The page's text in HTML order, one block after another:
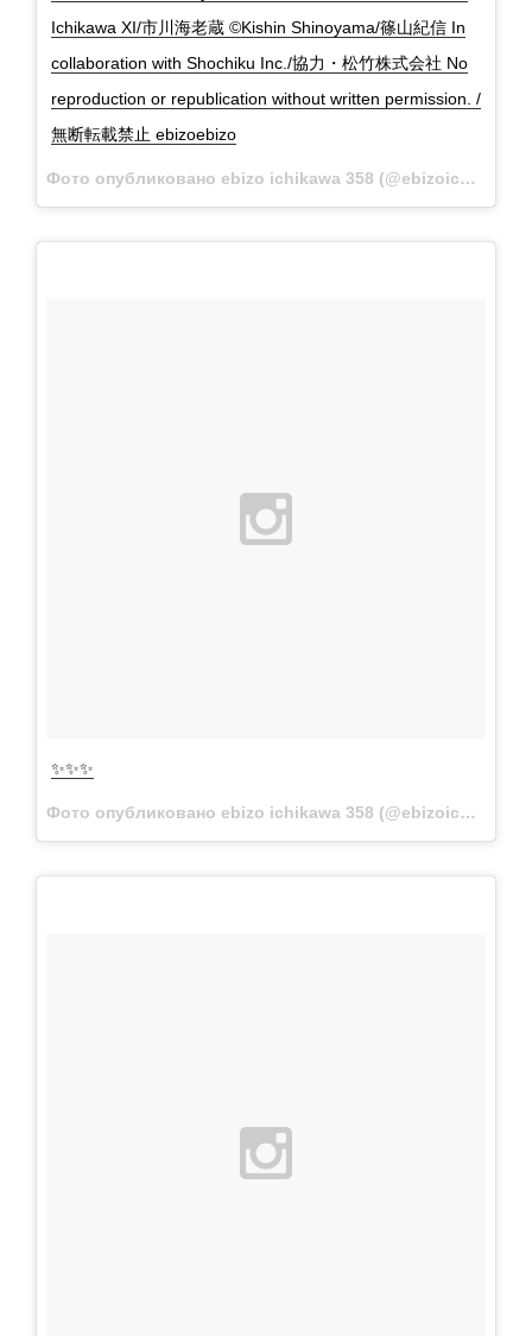
Ichikawa XI/市川海老蔵 ©Kishin Shinoyama/篠山紀信 In
collaboration with Shochiku Inc./協力・松竹株式会社 No
reproduction or republication without written permission. /
無断転載禁止 ebizoebizo
Фото опубликовано ebizo ichikawa 358 (@ebizoichikawa.ebizoichikawa)
✨✨✨
Фото опубликовано ebizo ichikawa 358 (@ebizoichikawa.ebizoichikawa)